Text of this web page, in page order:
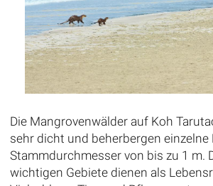
Die Mangrovenwälder auf Koh
sehr dicht und beherbergen einzelne
Stammdurchmesser von bis zu 1 m.
wichtigen Gebiete dienen als